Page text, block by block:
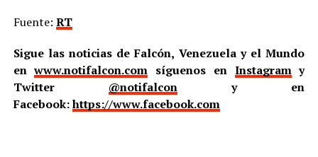
Fuente: RT
Sigue las noticias de Falcón, Venezuela y el Mundo
enwww.notifalcon.com síguenos en Instagramy
Twitter @notifalcony en
Facebook:https://www.facebook.com